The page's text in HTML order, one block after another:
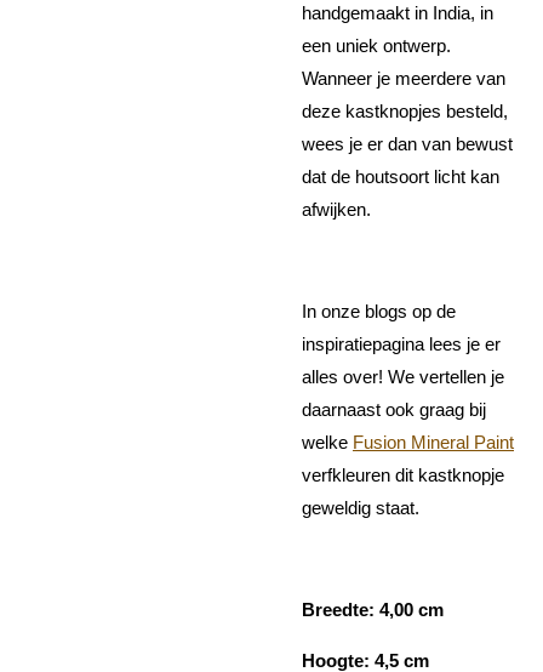
handgemaakt in India, in
een uniek ontwerp.
Wanneer je meerdere van
deze kastknopjes besteld,
wees je er dan van bewust
dat de houtsoort licht kan
afwijken.
In onze blogs op de
inspiratiepagina lees je er
alles over! We vertellen je
daarnaast ook graag bij
welke Fusion Mineral Paint
verfkleuren dit kastknopje
geweldig staat.
Breedte: 4,00 cm
Hoogte: 4,5 cm